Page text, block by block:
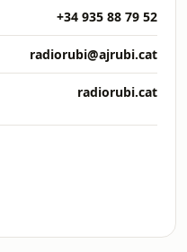
+34 935 88 79 52
radiorubi@ajrubi.cat
radiorubi.cat